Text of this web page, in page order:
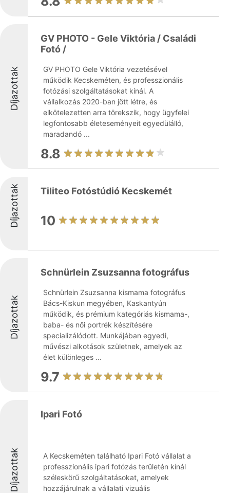
Díjazottak
GV PHOTO - Gele Viktória / Családi
Fotó /
GV PHOTO Gele Viktória vezetésével
működik Kecskeméten, és professzionális
fotózási szolgáltatásokat kínál. A
vállalkozás 2020-ban jött létre, és
elkötelezetten arra törekszik, hogy ügyfelei
legfontosabb életeseményeit egyedülálló,
maradandó ...
8.8
Díjazottak Tiliteo Fotóstúdió Kecskemét
10
Díjazottak
Schnürlein Zsuzsanna fotográfus
Schnürlein Zsuzsanna kismama fotográfus
Bács-Kiskun megyében, Kaskantyún
működik, és prémium kategóriás kismama-,
baba- és női portrék készítésére
specializálódott. Munkájában egyedi,
művészi alkotások születnek, amelyek az
élet különleges ...
9.7
Díjazottak
Ipari Fotó
A Kecskeméten található Ipari Fotó vállalat a
professzionális ipari fotózás területén kínál
széleskörű szolgáltatásokat, amelyek
hozzájárulnak a vállalati vizuális